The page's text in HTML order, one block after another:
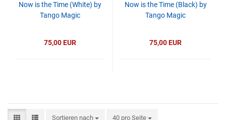
Now is the Time (White) by
Tango Magic
75,00 EUR
Now is the Time (Black) by
Tango Magic
75,00 EUR
Sortieren nach 40 pro Seite